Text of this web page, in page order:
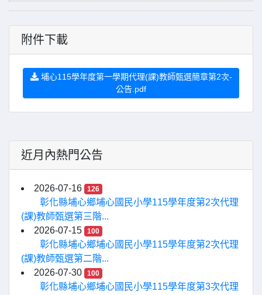
附件下載
埔心115學年度第一學期代理(課)教師甄選簡章第2次-
公告.pdf
近月內熱門公告
2026-07-16 126
彰化縣埔心鄉埔心國民小學115學年度第2次代理
(課)教師甄選第三階...
2026-07-15
100
彰化縣埔心鄉埔心國民小學115學年度第2次代理
(課)教師甄選第二階...
2026-07-30
100
彰化縣埔心鄉埔心國民小學115學年度第3次代理